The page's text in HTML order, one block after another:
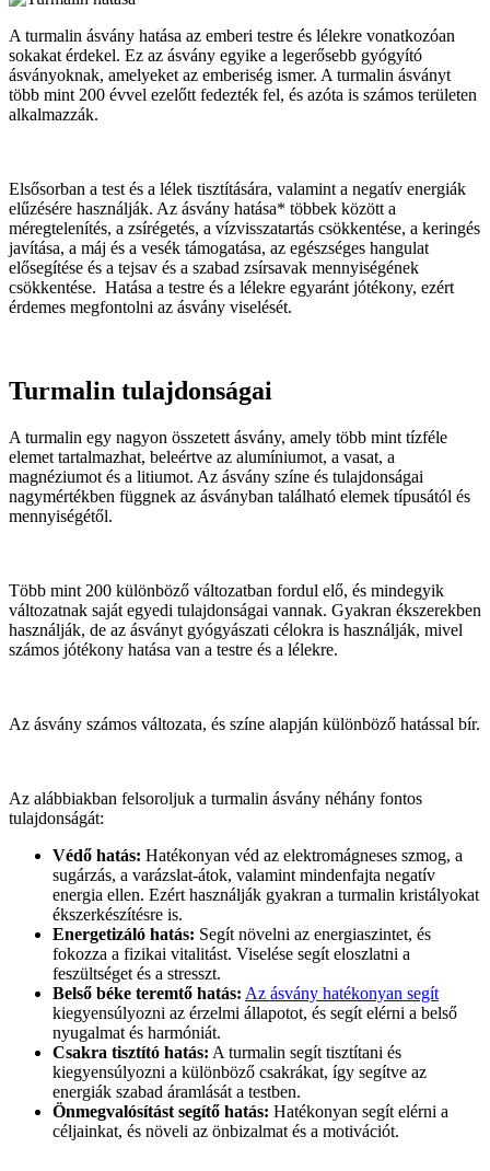
A turmalin ásvány hatása az emberi testre és lélekre vonatkozóan
sokakat érdekel. Ez az ásvány egyike a legerősebb gyógyító
ásványoknak, amelyeket az emberiség ismer. A turmalin ásványt
több mint 200 évvel ezelőtt fedezték fel, és azóta is számos területen
alkalmazzák.
Elsősorban a test és a lélek tisztítására, valamint a negatív energiák
elűzésére használják. Az ásvány hatása* többek között a
méregtelenítés, a zsírégetés, a vízvisszatartás csökkentése, a keringés
javítása, a máj és a vesék támogatása, az egészséges hangulat
elősegítése és a tejsav és a szabad zsírsavak mennyiségének
csökkentése. Hatása a testre és a lélekre egyaránt jótékony, ezért
érdemes megfontolni az ásvány viselését.
Turmalin tulajdonságai
A turmalin egy nagyon összetett ásvány, amely több mint tízféle
elemet tartalmazhat, beleértve az alumíniumot, a vasat, a
magnéziumot és a litiumot. Az ásvány színe és tulajdonságai
nagymértékben függnek az ásványban található elemek típusától és
mennyiségétől.
Több mint 200 különböző változatban fordul elő, és mindegyik
változatnak saját egyedi tulajdonságai vannak. Gyakran ékszerekben
használják, de az ásványt gyógyászati célokra is használják, mivel
számos jótékony hatása van a testre és a lélekre.
Az ásvány számos változata, és színe alapján különböző hatással bír.
Az alábbiakban felsoroljuk a turmalin ásvány néhány fontos
tulajdonságát:
Védő hatás: Hatékonyan véd az elektromágneses szmog, a
sugárzás, a varázslat-átok, valamint mindenfajta negatív
energia ellen. Ezért használják gyakran a turmalin kristályokat
ékszerkészítésre is.
Energetizáló hatás: Segít növelni az energiaszintet, és
fokozza a fizikai vitalitást. Viselése segít eloszlatni a
feszültséget és a stresszt.
Belső béke teremtő hatás: Az ásvány hatékonyan segít
kiegyensúlyozni az érzelmi állapotot, és segít elérni a belső
nyugalmat és harmóniát.
Csakra tisztító hatás: A turmalin segít tisztítani és
kiegyensúlyozni a különböző csakrákat, így segítve az
energiák szabad áramlását a testben.
Önmegvalósítást segítő hatás: Hatékonyan segít elérni a
céljainkat, és növeli az önbizalmat és a motivációt.